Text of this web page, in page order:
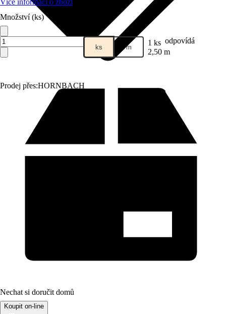
Prodej přes:HORNBACH
Více informací o zboží
Množství (ks)
ks m 1 ks odpovídá
2,50 m
Nechat si doručit domů
Koupit on-line